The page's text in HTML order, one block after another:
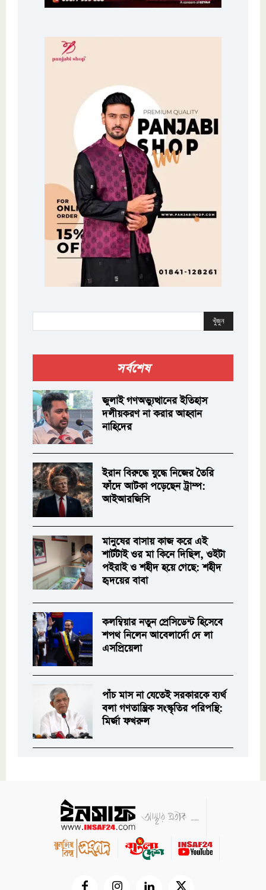
খুঁজুন
সর্বশেষ
জুলাই গণঅভ্যুত্থানের ইতিহাস
দলীয়করণ না করার আহ্বান
নাহিদের
ইরান বিরুদ্ধে যুদ্ধে নিজের তৈরি
ফাঁদে আটকা পড়েছেন ট্রাম্প:
আইআরজিসি
মানুষের বাসায় কাজ করে এই
শার্টটাই ওর মা কিনে দিছিল, ওইটা
পইরাই ও শহীদ হয়ে গেছে: শহীদ
হৃদয়ের বাবা
কলম্বিয়ার নতুন প্রেসিডেন্ট হিসেবে
শপথ নিলেন আবেলার্দো দে লা
এসপ্রিয়েলা
পাঁচ মাস না যেতেই সরকারকে ব্যর্থ
বলা গণতান্ত্রিক সংস্কৃতির পরিপন্থি:
মির্জা ফখরুল